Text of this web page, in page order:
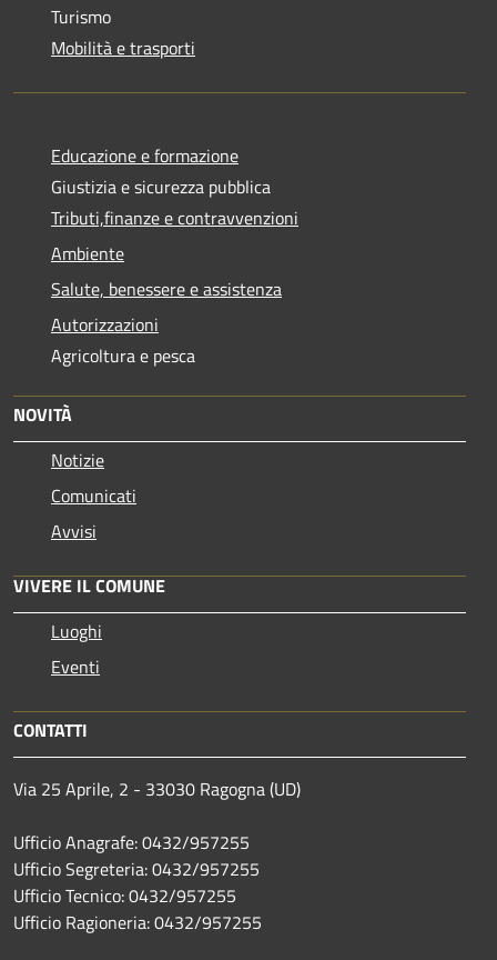
Turismo
Mobilità e trasporti
Educazione e formazione
Giustizia e sicurezza pubblica
Tributi,finanze e contravvenzioni
Ambiente
Salute, benessere e assistenza
Autorizzazioni
Agricoltura e pesca
NOVITÀ
Notizie
Comunicati
Avvisi
VIVERE IL COMUNE
Luoghi
Eventi
CONTATTI
Via 25 Aprile, 2 - 33030 Ragogna (UD)
Ufficio Anagrafe: 0432/957255
Ufficio Segreteria: 0432/957255
Ufficio Tecnico: 0432/957255
Ufficio Ragioneria: 0432/957255